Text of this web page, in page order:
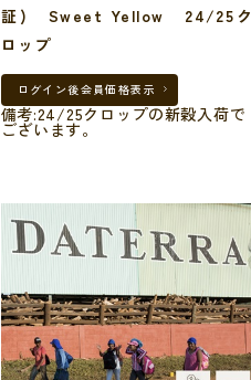
証) Sweet Yellow 24/25ク
ロップ
ログイン後会員価格表示
備考:24/25クロップの新穀入荷で
ございます。